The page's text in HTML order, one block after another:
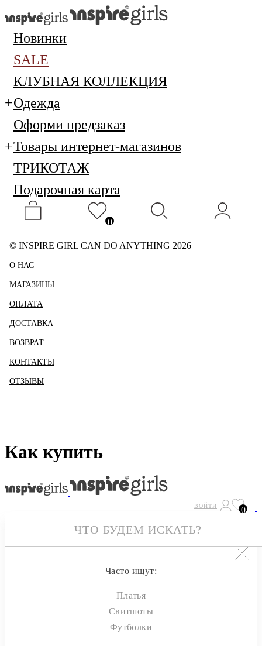
Новинки
SALE
КЛУБНАЯ КОЛЛЕКЦИЯ
Одежда
Оформи предзаказ
Товары интернет-магазинов
ТРИКОТАЖ
Подарочная карта
0
© INSPIRE GIRL CAN DO ANYTHING 2026
О НАС
МАГАЗИНЫ
ОПЛАТА
ДОСТАВКА
ВОЗВРАТ
КОНТАКТЫ
ОТЗЫВЫ
Как купить
ВОЙТИ 0
Часто ищут:
Платья
Свитшоты
Футболки